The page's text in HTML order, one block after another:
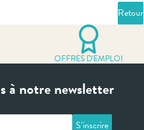
Retour
OFFRES D'EMPLOI
à notre newsletter